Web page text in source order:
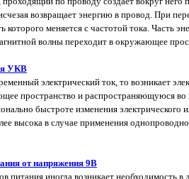
возвращает энергию в провод. При
которого меняется с частотой тока. Часть
волны переходит в окружающее
УКВ
электрический ток, то возникает
пространство и распространяющуюся во
быстроте изменения электрического
высока в случае применения
от напряжения 9В
питания иногда возникает